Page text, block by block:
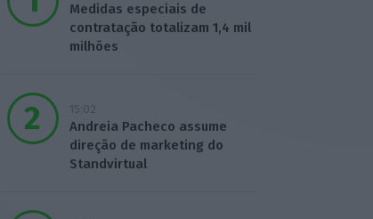
Medidas especiais de
contratação totalizam 1,4 mil
milhões
15:02
Andreia Pacheco assume
direção de marketing do
Standvirtual